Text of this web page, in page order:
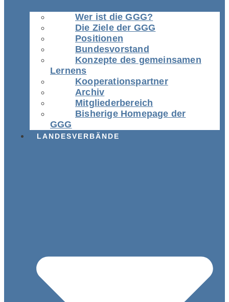
Wer ist die GGG?
Die Ziele der GGG
Positionen
Bundesvorstand
Konzepte des gemeinsamen
Lernens
Kooperationspartner
Archiv
Mitgliederbereich
Bisherige Homepage der
GGG
LANDESVERBÄNDE